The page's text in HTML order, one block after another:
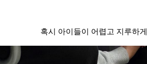
혹시 아이들이 어렵고 지루하